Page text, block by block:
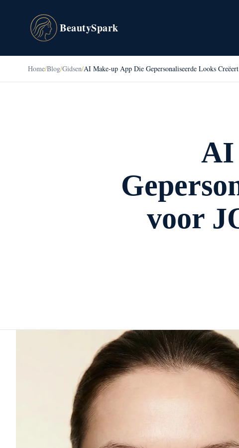
BeautySpark
Home/Blog/Gidsen/AI Make-up App Die Gepersonaliseerde Looks
AI
voor